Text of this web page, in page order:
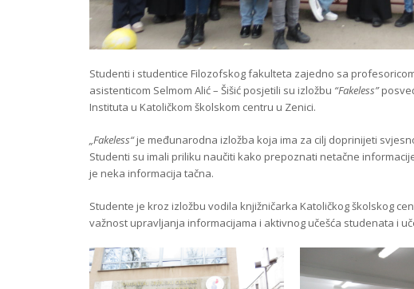
Studenti i studentice Filozofskog fakulteta zajedno sa
asistenticom Selmom Alić – Šišić posjetili su izložbu “Fakeless”
Instituta u Katoličkom školskom centru u Zenici.
„Fakeless“je međunarodna izložba koja ima za cilj doprinijeti
Studenti su imali priliku naučiti kako prepoznati netačne
je neka informacija tačna.
Studente je kroz izložbu vodila knjižničarka Katoličkog školskog
važnost upravljanja informacijama i aktivnog učešća studenata i